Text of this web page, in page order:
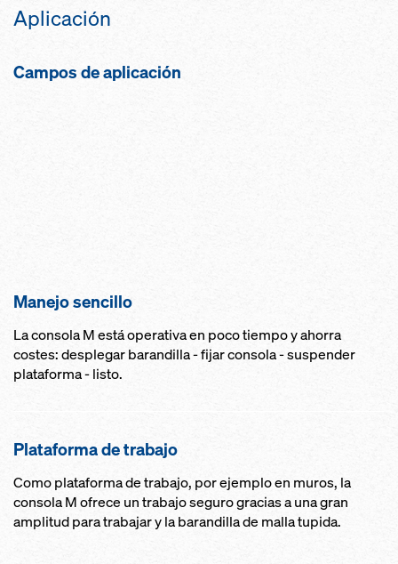
Aplicación
Campos de aplicación
Manejo sencillo
La consola M está operativa en poco tiempo y ahorra
costes: desplegar barandilla - fijar consola - suspender
plataforma - listo.
Plataforma de trabajo
Como plataforma de trabajo, por ejemplo en muros, la
consola M ofrece un trabajo seguro gracias a una gran
amplitud para trabajar y la barandilla de malla tupida.